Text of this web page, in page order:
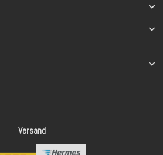
Versand